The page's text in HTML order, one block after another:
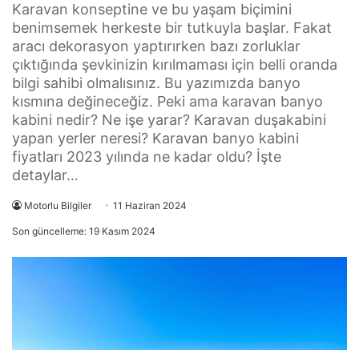
Karavan konseptine ve bu yaşam biçimini
benimsemek herkeste bir tutkuyla başlar. Fakat
aracı dekorasyon yaptırırken bazı zorluklar
çıktığında şevkinizin kırılmaması için belli oranda
bilgi sahibi olmalısınız. Bu yazımızda banyo
kısmına değineceğiz. Peki ama karavan banyo
kabini nedir? Ne işe yarar? Karavan duşakabini
yapan yerler neresi? Karavan banyo kabini
fiyatları 2023 yılında ne kadar oldu? İşte
detaylar…
Motorlu Bilgiler 11 Haziran 2024
Son güncelleme: 19 Kasım 2024